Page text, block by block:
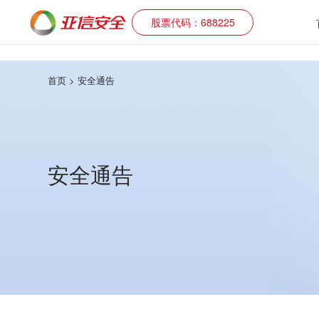
股票代码：688225
首页 > 安全通告
安全通告